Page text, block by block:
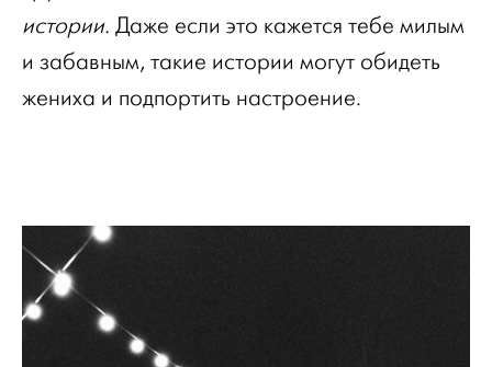
истории. Даже если это кажется тебе милым
и забавным, такие истории могут обидеть
жениха и подпортить настроение.